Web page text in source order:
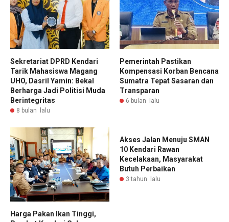
Sekretariat DPRD Kendari
Tarik Mahasiswa Magang
UHO, Dasril Yamin: Bekal
Berharga Jadi Politisi Muda
Berintegritas
8 bulan lalu
Pemerintah Pastikan
Kompensasi Korban Bencana
Sumatra Tepat Sasaran dan
Transparan
6 bulan lalu
Harga Pakan Ikan Tinggi,
Akses Jalan Menuju SMAN
10 Kendari Rawan
Kecelakaan, Masyarakat
Butuh Perbaikan
3 tahun lalu